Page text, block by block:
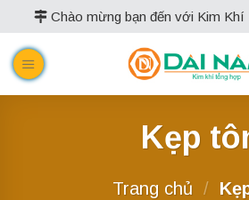
to
content
Chào mừng bạn đến với Kim Khí
Kẹp
Trang chủ /